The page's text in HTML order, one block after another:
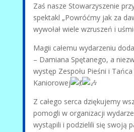
Zaś nasze Stowarzyszenie
spektakl „Powróćmy jak za
wywołał wiele wzruszeń i
Magii całemu wydarzeniu
– Damiana Spętanego, a
występ Zespołu Pieśni i
Kaniorowej
Z całego serca dziękujemy
pomogli w organizacji
wystąpili i podzielili się swoją